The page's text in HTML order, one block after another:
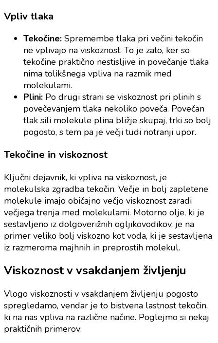
Vpliv tlaka
Tekočine: Spremembe tlaka pri večini tekočin
ne vplivajo na viskoznost. To je zato, ker so
tekočine praktično nestisljive in povečanje tlaka
nima tolikšnega vpliva na razmik med
molekulami.
Plini: Po drugi strani se viskoznost pri plinih s
povečevanjem tlaka nekoliko poveča. Povečan
tlak sili molekule plina bližje skupaj, trki so bolj
pogosto, s tem pa je večji tudi notranji upor.
Tekočine in viskoznost
Ključni dejavnik, ki vpliva na viskoznost, je
molekulska zgradba tekočin. Večje in bolj zapletene
molekule imajo običajno večjo viskoznost zaradi
večjega trenja med molekulami. Motorno olje, ki je
sestavljeno iz dolgoverižnih ogljikovodikov, je na
primer veliko bolj viskozno kot voda, ki je sestavljena
iz razmeroma majhnih in preprostih molekul.
Viskoznost v vsakdanjem življenju
Vlogo viskoznosti v vsakdanjem življenju pogosto
spregledamo, vendar je to bistvena lastnost tekočin,
ki na nas vpliva na različne načine. Poglejmo si nekaj
praktičnih primerov: